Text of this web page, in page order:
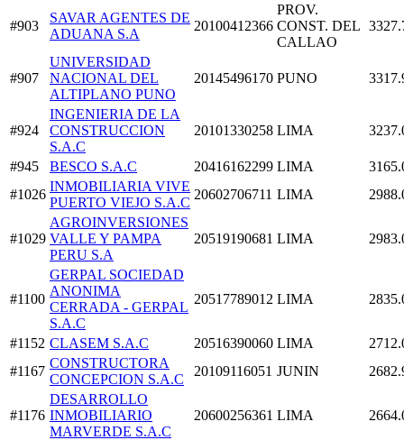
#903
SAVAR AGENTES DE
ADUANA S.A
20100412366
PROV.
CONST. DEL
CALLAO
#907
UNIVERSIDAD
NACIONAL DEL
ALTIPLANO PUNO
20145496170 PUNO
#924
INGENIERIA DE LA
CONSTRUCCION
S.A.C
20101330258 LIMA
#945 BESCO S.A.C 20416162299 LIMA
#1026
INMOBILIARIA VIVE
PUERTO VIEJO S.A.C
20602706711 LIMA
#1029
AGROINVERSIONES
VALLE Y PAMPA
PERU S.A
20519190681 LIMA
#1100
GERPAL SOCIEDAD
ANONIMA
CERRADA - GERPAL
S.A.C
20517789012 LIMA
#1152 CLASEM S.A.C 20516390060 LIMA
#1167
CONSTRUCTORA
CONCEPCION S.A.C
20109116051 JUNIN
#1176
DESARROLLO
INMOBILIARIO
MARVERDE S.A.C
20600256361 LIMA